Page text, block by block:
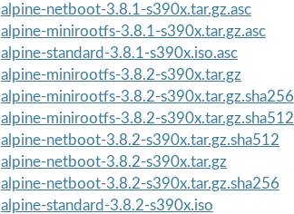
alpine-netboot-3.8.1-s390x.tar.gz.asc
alpine-minirootfs-3.8.1-s390x.tar.gz.asc
alpine-standard-3.8.1-s390x.iso.asc
alpine-minirootfs-3.8.2-s390x.tar.gz
alpine-minirootfs-3.8.2-s390x.tar.gz.sha256
alpine-minirootfs-3.8.2-s390x.tar.gz.sha512
alpine-netboot-3.8.2-s390x.tar.gz.sha512
alpine-netboot-3.8.2-s390x.tar.gz
alpine-netboot-3.8.2-s390x.tar.gz.sha256
alpine-standard-3.8.2-s390x.iso